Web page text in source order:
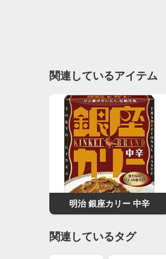
関連しているアイテム
明治 銀座カリー 中辛
関連しているタグ